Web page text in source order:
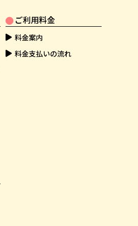
ご利用料金
料金案内
料金支払いの流れ